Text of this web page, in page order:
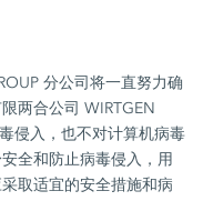
分公司将一直努力确
两合公司 WIRTGEN
侵入，也不对计算机病毒
全和防止病毒侵入，用
取适宜的安全措施和病